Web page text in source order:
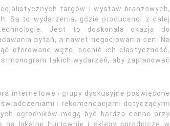
targów i wystaw branżowych,
Są to wydarzenia, gdzie producenci z całej
Jest to doskonała okazja do
pytań, a nawet negocjowania cen. Na
oferowane węże, ocenić ich elastyczność,
takich wydarzeń, aby zaplanować
internetowe i grupy dyskusyjne poświęcone
i rekomendacjami dotyczącymi
ogrodników mogą być bardzo cenne przy
na lokalne hurtownie i sklepy ogrodnicze w